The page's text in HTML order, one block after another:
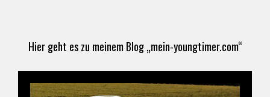
Hier geht es zu meinem Blog „mein-youngtimer.com“